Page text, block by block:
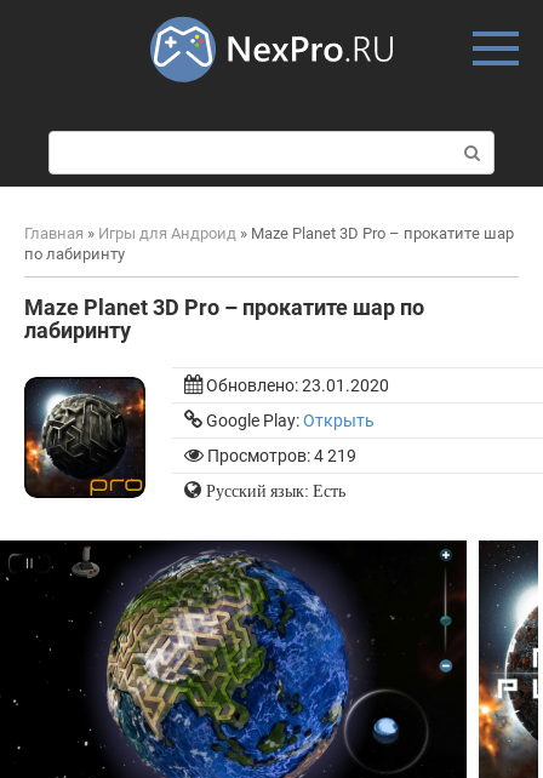
о
и
к
Главная » Игры для Андроид » Maze Planet 3D Pro – прокатите шар
по лабиринту
Maze Planet 3D Pro – прокатите шар по
лабиринту
Обновлено:23.01.2020
Google Play:Открыть
Просмотров: 4 219
Русский язык: Есть